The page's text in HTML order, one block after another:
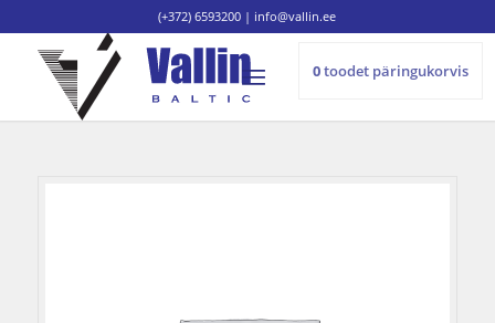
(+372) 6593200 | info@vallin.ee
0toodet päringukorvis